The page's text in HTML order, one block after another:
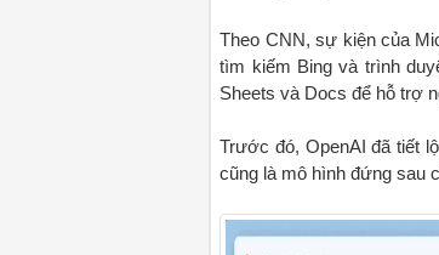
Theo CNN, sự kiện của
tìm kiếm Bing và trình
Sheets và Docs để hỗ trợ
Trước đó, OpenAI đã tiết
cũng là mô hình đứng sau